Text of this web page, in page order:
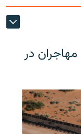
مهاجران در